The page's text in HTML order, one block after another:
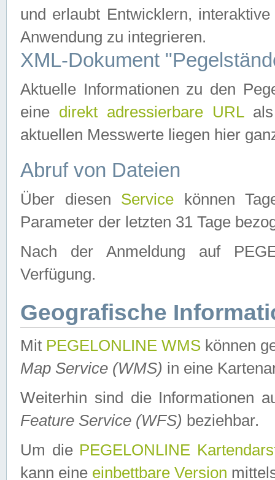
und erlaubt Entwicklern,
Anwendung zu integrieren.
XML-Dokument
Aktuelle Informationen zu den
eine direkt adressierbare URLals
aktuellen Messwerte liegen hier
Abruf von Dateien
Über diesen Service können
Parameter der letzten 31 Tage
Nach der Anmeldung auf
Verfügung.
Geografische
Mit PEGELONLINE WMS können
Map Service (WMS) in eine
Weiterhin sind die Informationen
Feature Service (WFS) beziehbar.
Um die PEGELONLINE
kann eine einbettbare Version